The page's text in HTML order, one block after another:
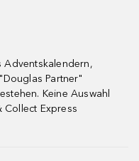
Adventskalendern,
Partner"
Keine Auswahl
Collect Express